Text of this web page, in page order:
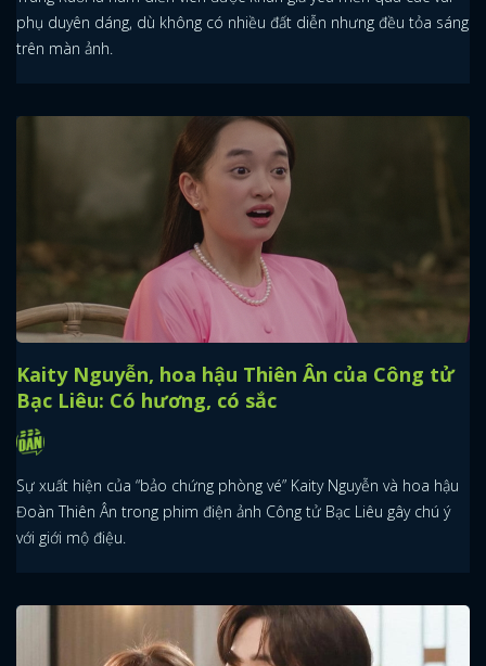
phụ duyên dáng, dù không có nhiều đất diễn nhưng đều tỏa sáng
trên màn ảnh.
Kaity Nguyễn, hoa hậu Thiên Ân của Công tử
Bạc Liêu: Có hương, có sắc
Sự xuất hiện của “bảo chứng phòng vé” Kaity Nguyễn và hoa hậu
Đoàn Thiên Ân trong phim điện ảnh Công tử Bạc Liêu gây chú ý
với giới mộ điệu.